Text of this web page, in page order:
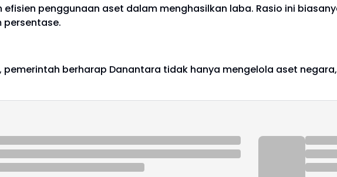
efisien penggunaan aset dalam menghasilkan laba. Rasio ini
pemerintah berharap Danantara tidak hanya mengelola aset